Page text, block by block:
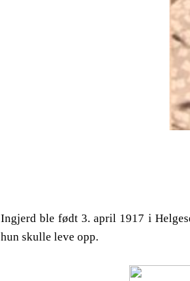
Ingjerd ble født 3. april 1917 i
hun skulle leve opp.